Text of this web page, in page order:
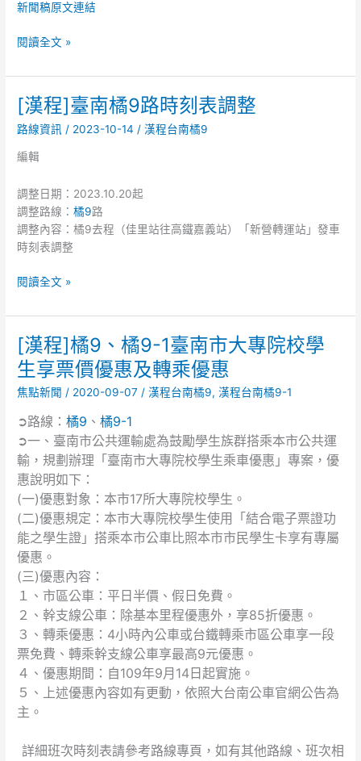
新聞稿原文連結
閱讀全文 »
[漢程]臺南橘9路時刻表調整
路線資訊 / 2023-10-14 /漢程台南橘9
編輯
調整日期：2023.10.20起
調整路線：橘9路
調整內容：橘9去程（佳里站往高鐵嘉義站）「新營轉運站」發車
時刻表調整
[漢
程]
臺
南
9
路
時
刻
調
閱讀全文 »
[漢程]橘9、橘9-1臺南市大專院校學
生享票價優惠及轉乘優惠
焦點新聞 / 2020-09-07/漢程台南橘9,漢程台南橘9-1
➲路線：橘9 、橘9-1
➲一、臺南市公共運輸處為鼓勵學生族群搭乘本市公共運
輸，規劃辦理「臺南市大專院校學生乘車優惠」專案，優
惠說明如下：
(一)優惠對象：本市17所大專院校學生。
(二)優惠規定：本市大專院校學生使用「結合電子票證功
能之學生證」搭乘本市公車比照本市市民學生卡享有專屬
優惠。
(三)優惠內容：
１、市區公車：平日半價、假日免費。
２、幹支線公車：除基本里程優惠外，享85折優惠。
３、轉乘優惠：4小時內公車或台鐵轉乘市區公車享一段
票免費、轉乘幹支線公車享最高9元優惠。
４、優惠期間：自109年9月14日起實施。
５、上述優惠內容如有更動，依照大台南公車官網公告為
主。
詳細班次時刻表請參考路線專頁，如有其他路線、班次相
[漢
程]
橘
9、
9-
1
臺
南
市
大
專
院
校
學
生
票
價
優
惠
及
乘